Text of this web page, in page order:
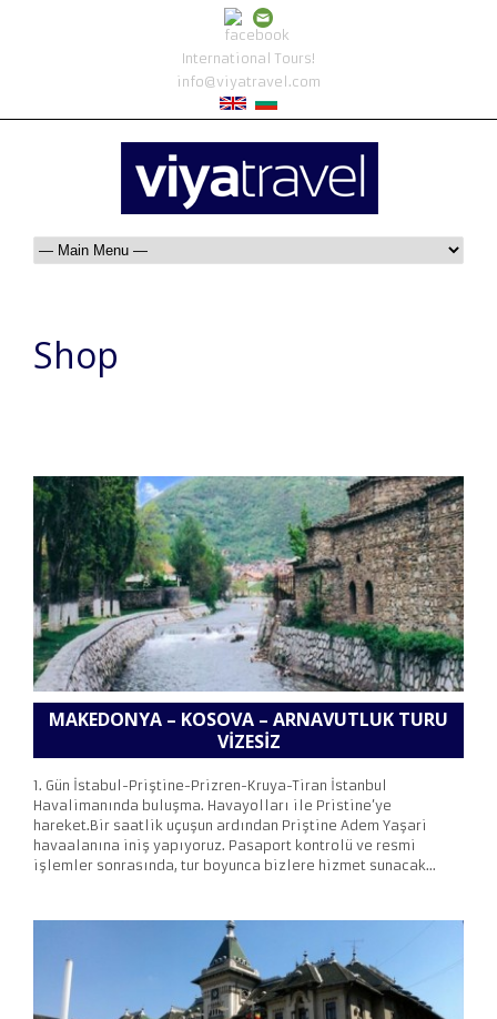
International Tours!
info@viyatravel.com
Shop
MAKEDONYA – KOSOVA – ARNAVUTLUK TURU
VIZESIZ
1. Gün İstabul-Priştine-Prizren-Kruya-Tiran İstanbul
Havalimanında buluşma. Havayolları ile Pristine’ye
hareket.Bir saatlik uçuşun ardından Priştine Adem Yaşari
havaalanına iniş yapıyoruz. Pasaport kontrolü ve resmi
işlemler sonrasında, tur boyunca bizlere hizmet sunacak...